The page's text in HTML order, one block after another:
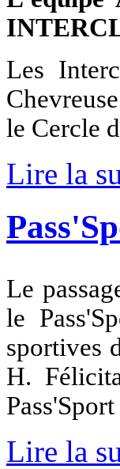
Les
le Cercle
Lire la
Le
le
sportives
H.
Lire la